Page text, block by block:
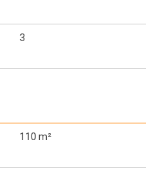
3
110 m²